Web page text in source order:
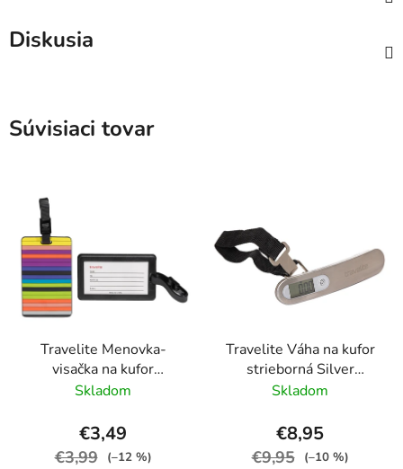
Diskusia
Súvisiaci tovar
Travelite Menovka-
visačka na kufor
Multicolor Stripes
Skladom
€3,49
€3,99 (–12 %)
Travelite Váha na kufor
strieborná Silver
Digitálna
Skladom
€8,95
€9,95 (–10 %)